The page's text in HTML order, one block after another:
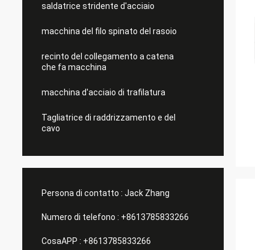
saldatrice stridente d'acciaio
macchina del filo spinato del rasoio
recinto del collegamento a catena
che fa macchina
macchina d'acciaio di trafilatura
Tagliatrice di raddrizzamento e del
cavo
Persona di contatto : Jack Zhang
Numero di telefono : +8613785833266
CosaAPP : +8613785833266